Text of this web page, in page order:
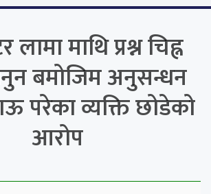
माथि प्रश्न चिह्न
बमोजिम अनुसन्धन
परेका व्यक्ति छोडेको
आरोप